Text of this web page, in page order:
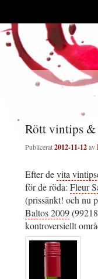
Rött vintips &
Publicerat2012-11-12av
Efter devita
för de röda: Fleur
(prissänkt! och nu
Baltos 2009
kontroversiellt